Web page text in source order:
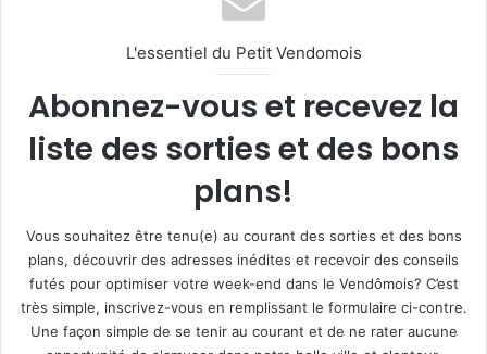
L'essentiel du Petit Vendomois
Abonnez-vous et recevez la
liste des sorties et des bons
plans!
Vous souhaitez être tenu(e) au courant des sorties et des bons
plans, découvrir des adresses inédites et recevoir des conseils
futés pour optimiser votre week-end dans le Vendômois? C’est
très simple, inscrivez-vous en remplissant le formulaire ci-contre.
Une façon simple de se tenir au courant et de ne rater aucune